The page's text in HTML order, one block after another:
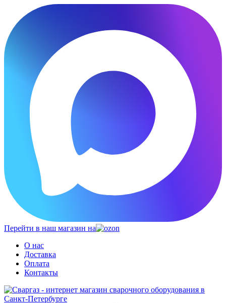
Перейти в наш магазин на
О нас
Доставка
Оплата
Контакты